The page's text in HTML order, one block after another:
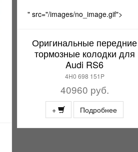
" src="/images/no_image.gif">
Оригинальные передние
тормозные колодки для
Audi RS6
4H0 698 151P
40960 руб.
+ Подробнее